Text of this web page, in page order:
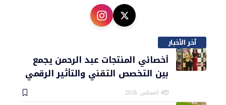
آخر الأخبار
أخصائي المنتجات عبد الرحمن يجمع
بين التخصص التقني والتأثير الرقمي
4 أغسطس، 2026